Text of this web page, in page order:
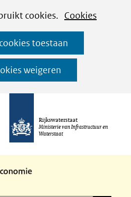
cookies. Cookies
toestaan
weigeren
Ga
naar
de
inhoud
Rijkswaterstaat
Ministerie van Infrastructuur en
Waterstaat